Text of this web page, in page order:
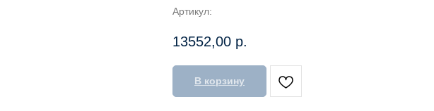
Артикул:
13552,00 р.
В корзину